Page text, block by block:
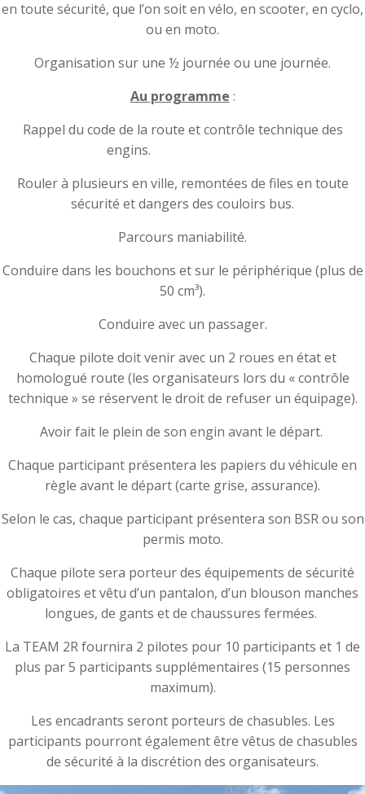
en toute sécurité, que l’on soit en vélo, en scooter, en cyclo,
ou en moto.
Organisation sur une ½ journée ou une journée.
Au programme :
Rappel du code de la route et contrôle technique des
engins.
Rouler à plusieurs en ville, remontées de files en toute
sécurité et dangers des couloirs bus.
Parcours maniabilité.
Conduire dans les bouchons et sur le périphérique (plus de
50 cm³).
Conduire avec un passager.
Chaque pilote doit venir avec un 2 roues en état et
homologué route (les organisateurs lors du « contrôle
technique » se réservent le droit de refuser un équipage).
Avoir fait le plein de son engin avant le départ.
Chaque participant présentera les papiers du véhicule en
règle avant le départ (carte grise, assurance).
Selon le cas, chaque participant présentera son BSR ou son
permis moto.
Chaque pilote sera porteur des équipements de sécurité
obligatoires et vêtu d’un pantalon, d’un blouson manches
longues, de gants et de chaussures fermées.
La TEAM 2R fournira 2 pilotes pour 10 participants et 1 de
plus par 5 participants supplémentaires (15 personnes
maximum).
Les encadrants seront porteurs de chasubles. Les
participants pourront également être vêtus de chasubles
de sécurité à la discrétion des organisateurs.